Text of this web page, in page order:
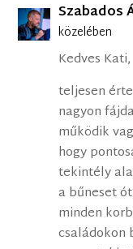
Szabados
közelében
Kedves Kati,
teljesen
nagyon
működik
hogy
tekintély
a bűneset
minden
családokon